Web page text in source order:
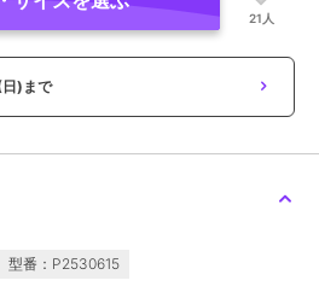
21人
)まで
型番：P2530615